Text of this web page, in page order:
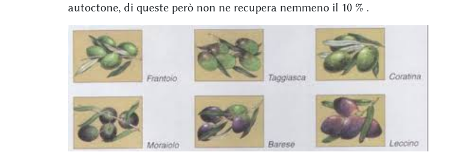
autoctone, di queste però non ne recupera nemmeno il 10 % .